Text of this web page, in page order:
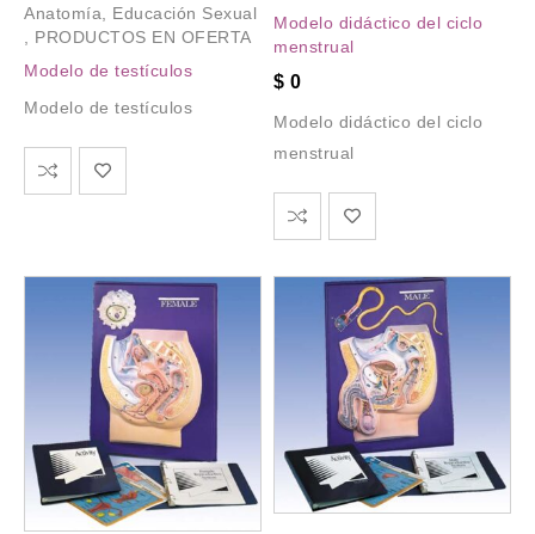
Anatomía
Educación Sexual
PRODUCTOS EN OFERTA
Modelo de testículos
Modelo de testículos
Modelo didáctico del ciclo
menstrual
$ 0
Modelo didáctico del ciclo
menstrual